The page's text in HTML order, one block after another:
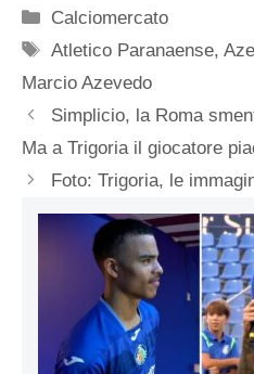
Categorie
Calciomercato
Tag
Atletico Paranaense,
Marcio Azevedo
Simplicio, la Roma
Ma a Trigoria il giocatore
Foto: Trigoria, le